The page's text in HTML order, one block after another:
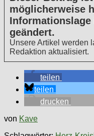
möglicherweise
Informationslage
geändert.
Unsere Artikel werden
Redaktion aktualisiert.
teilen
teilen
drucken
von Kave